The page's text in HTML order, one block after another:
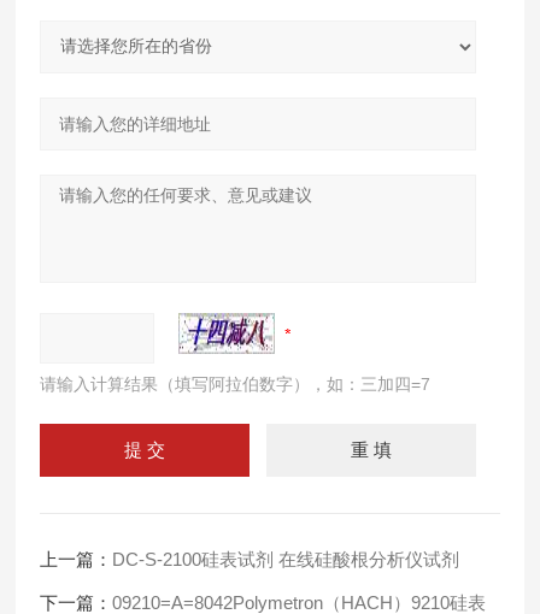
请输入计算结果（填写阿拉伯数字），如：三加四=7
上一篇： DC-S-2100硅表试剂 在线硅酸根分析仪试剂
下一篇：09210=A=8042Polymetron（HACH）9210硅表